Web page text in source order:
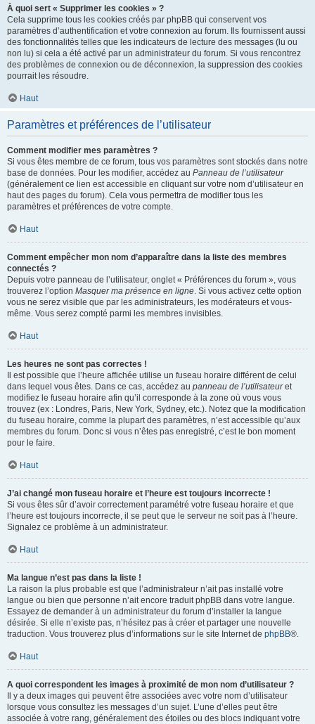
À quoi sert « Supprimer les cookies » ?
Cela supprime tous les cookies créés par phpBB qui conservent vos
paramètres d’authentification et votre connexion au forum. Ils fournissent aussi
des fonctionnalités telles que les indicateurs de lecture des messages (lu ou
non lu) si cela a été activé par un administrateur du forum. Si vous rencontrez
des problèmes de connexion ou de déconnexion, la suppression des cookies
pourrait les résoudre.
Haut
Paramètres et préférences de l’utilisateur
Comment modifier mes paramètres ?
Si vous êtes membre de ce forum, tous vos paramètres sont stockés dans notre
base de données. Pour les modifier, accédez au Panneau de l’utilisateur
(généralement ce lien est accessible en cliquant sur votre nom d’utilisateur en
haut des pages du forum). Cela vous permettra de modifier tous les
paramètres et préférences de votre compte.
Haut
Comment empêcher mon nom d’apparaître dans la liste des membres
connectés ?
Depuis votre panneau de l’utilisateur, onglet « Préférences du forum », vous
trouverez l’option Masquer ma présence en ligne. Si vous activez cette option
vous ne serez visible que par les administrateurs, les modérateurs et vous-
même. Vous serez compté parmi les membres invisibles.
Haut
Les heures ne sont pas correctes !
Il est possible que l’heure affichée utilise un fuseau horaire différent de celui
dans lequel vous êtes. Dans ce cas, accédez au panneau de l’utilisateuret
modifiez le fuseau horaire afin qu’il corresponde à la zone où vous vous
trouvez (ex : Londres, Paris, New York, Sydney, etc.). Notez que la modification
du fuseau horaire, comme la plupart des paramètres, n’est accessible qu’aux
membres du forum. Donc si vous n’êtes pas enregistré, c’est le bon moment
pour le faire.
Haut
J’ai changé mon fuseau horaire et l’heure est toujours incorrecte !
Si vous êtes sûr d’avoir correctement paramétré votre fuseau horaire et que
l’heure est toujours incorrecte, il se peut que le serveur ne soit pas à l’heure.
Signalez ce problème à un administrateur.
Haut
Ma langue n’est pas dans la liste !
La raison la plus probable est que l’administrateur n’ait pas installé votre
langue ou bien que personne n’ait encore traduit phpBB dans votre langue.
Essayez de demander à un administrateur du forum d’installer la langue
désirée. Si elle n’existe pas, n’hésitez pas à créer et partager une nouvelle
traduction. Vous trouverez plus d’informations sur le site Internet de phpBB®.
Haut
A quoi correspondent les images à proximité de mon nom d’utilisateur ?
Il y a deux images qui peuvent être associées avec votre nom d’utilisateur
lorsque vous consultez les messages d’un sujet. L’une d’elles peut être
associée à votre rang, généralement des étoiles ou des blocs indiquant votre